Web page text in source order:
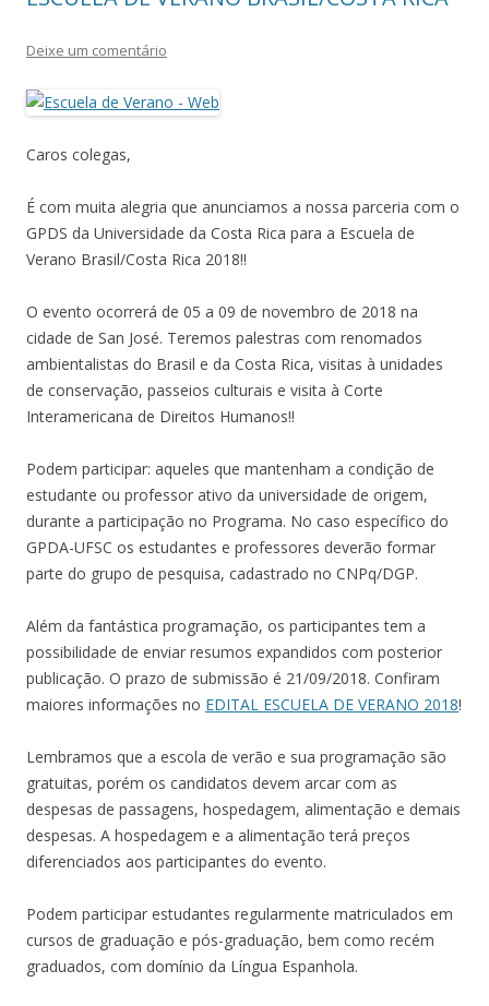
Deixe um comentário
Caros colegas,
É com muita alegria que anunciamos a nossa parceria com o
GPDS da Universidade da Costa Rica para a Escuela de
Verano Brasil/Costa Rica 2018!!
O evento ocorrerá de 05 a 09 de novembro de 2018 na
cidade de San José. Teremos palestras com renomados
ambientalistas do Brasil e da Costa Rica, visitas à unidades
de conservação, passeios culturais e visita à Corte
Interamericana de Direitos Humanos!!
Podem participar: aqueles que mantenham a condição de
estudante ou professor ativo da universidade de origem,
durante a participação no Programa. No caso específico do
GPDA-UFSC os estudantes e professores deverão formar
parte do grupo de pesquisa, cadastrado no CNPq/DGP.
Além da fantástica programação, os participantes tem a
possibilidade de enviar resumos expandidos com posterior
publicação. O prazo de submissão é 21/09/2018. Confiram
maiores informações no EDITAL ESCUELA DE VERANO 2018!
Lembramos que a escola de verão e sua programação são
gratuitas, porém os candidatos devem arcar com as
despesas de passagens, hospedagem, alimentação e demais
despesas. A hospedagem e a alimentação terá preços
diferenciados aos participantes do evento.
Podem participar estudantes regularmente matriculados em
cursos de graduação e pós-graduação, bem como recém
graduados, com domínio da Língua Espanhola.